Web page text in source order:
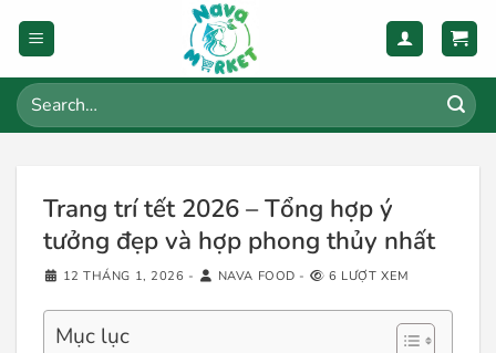
Search
for:
Trang trí tết 2026 – Tổng hợp ý
tưởng đẹp và hợp phong thủy nhất
12 THÁNG 1, 2026 - NAVA FOOD - 6 LƯỢT XEM
Mục lục